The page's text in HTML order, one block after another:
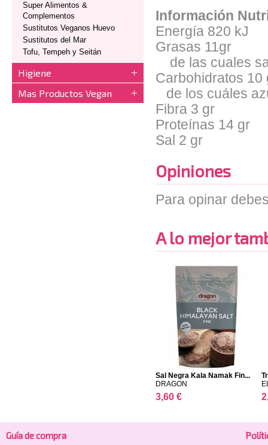
Super Alimentos &
Complementos
Sustitutos Veganos Huevo
Sustitutos del Mar
Tofu, Tempeh y Seitán
Higiene
Mas Productos Vegan
Información
Energía 820 kJ
Grasas 11gr
de las cuales
Carbohidratos 10
de los cuáles
Fibra 3 gr
Proteínas 14 gr
Sal 2 gr
Opiniones
Para opinar
A lo mejor
Sal Negra Kala Namak Fin...
DRAGON
3,60 €
Guía de compra